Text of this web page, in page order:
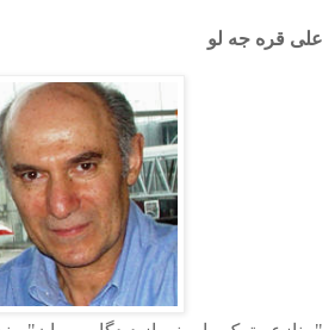
علی قره جه لو